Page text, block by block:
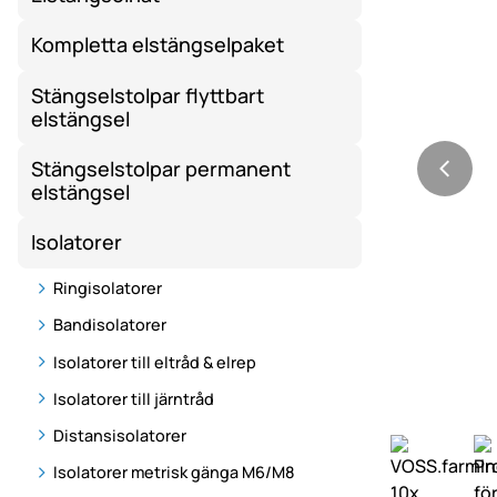
Kompletta elstängselpaket
Stängselstolpar flyttbart
elstängsel
Stängselstolpar permanent
elstängsel
Isolatorer
Ringisolatorer
Bandisolatorer
Isolatorer till eltråd & elrep
Isolatorer till järntråd
Distansisolatorer
Isolatorer metrisk gänga M6/M8